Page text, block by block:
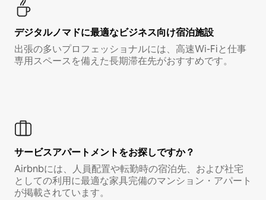
デジタルノマド⁠に最⁠適⁠なビ⁠ジ⁠ネ⁠ス⁠向⁠け宿⁠泊⁠施⁠設
出張の多いプロフェッショナルには、高速Wi-Fiと仕事
専用スペースを備えた長期滞在先がおすすめです。
サービスアパートメントをお探しですか？
Airbnbには、人員配置や転勤時の宿泊先、および社宅
としての利用に最適な家具完備のマンション・アパート
が掲載されています。